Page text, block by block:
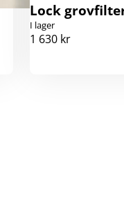
Lock
I lager
1 630 kr